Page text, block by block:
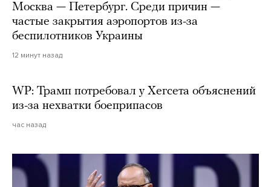
Москва — Петербург. Среди причин —
частые закрытия аэропортов из-за
беспилотников Украины
12 минут назад
WP: Трамп потребовал у Хегсета объяснений
из-за нехватки боеприпасов
час назад